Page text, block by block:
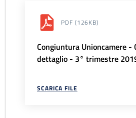
PDF (126KB)
Congiuntura Unioncamere -
dettaglio - 3° trimestre
SCARICA FILE